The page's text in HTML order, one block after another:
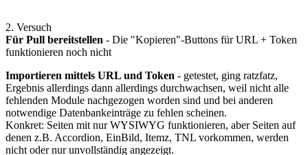
2. Versuch
Für Pull bereitstellen - Die "Kopieren"-Buttons für URL + Token
funktionieren noch nicht
Importieren mittels URL und Token - getestet, ging ratzfatz,
Ergebnis allerdings dann allerdings durchwachsen, weil nicht alle
fehlenden Module nachgezogen worden sind und bei anderen
notwendige Datenbankeinträge zu fehlen scheinen.
Konkret: Seiten mit nur WYSIWYG funktionieren, aber Seiten auf
denen z.B. Accordion, EinBild, Itemz, TNL vorkommen, werden
nicht oder nur unvollständig angezeigt.